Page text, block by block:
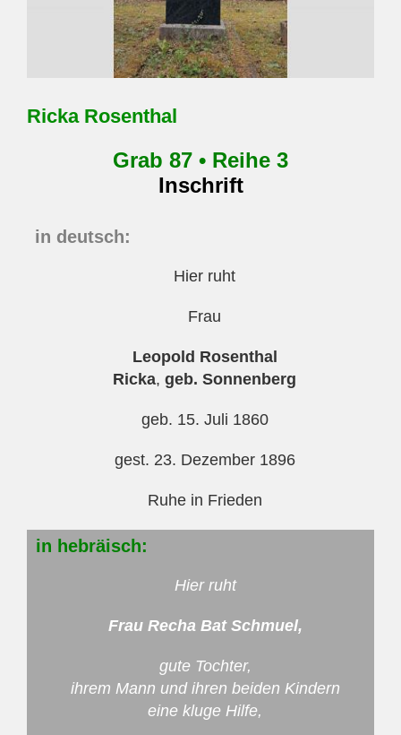
Ricka Rosenthal
Grab 87 • Reihe 3
Inschrift
in deutsch:
Hier ruht
Frau
Leopold Rosenthal
Ricka, geb. Sonnenberg
geb. 15. Juli 1860
gest. 23. Dezember 1896
Ruhe in Frieden
in hebräisch:
Hier ruht
Frau Recha Bat Schmuel,
gute Tochter,
ihrem Mann und ihren beiden Kindern
eine kluge Hilfe,